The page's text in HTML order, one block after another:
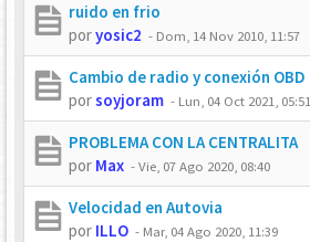
ruido en frio
poryosic2 - Dom, 14 Nov 2010, 11:57
Cambio de radio y conexión OBD
porsoyjoram - Lun, 04 Oct 2021, 05:51
PROBLEMA CON LA CENTRALITA
por Max -Vie, 07 Ago 2020, 08:40
Velocidad en Autovia
por ILLO - Mar, 04 Ago 2020, 11:39